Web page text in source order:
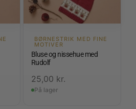
BØRNESTRIK MED FINE
MOTIVER
Bluse og nissehue med
Rudolf
25,00 kr.
På lager